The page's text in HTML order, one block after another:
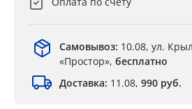
Самовывоз: 10.08, ул.
«Простор», бесплатно
Доставка: 11.08, 990 руб.